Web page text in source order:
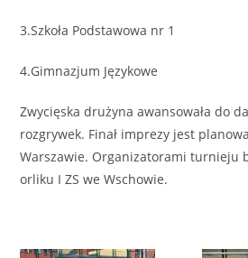
3.Szkoła Podstawowa nr 1
4.Gimnazjum Językowe
Zwycięska drużyna awansowała do
rozgrywek. Finał imprezy jest
Warszawie. Organizatorami turnieju
orliku I ZS we Wschowie.